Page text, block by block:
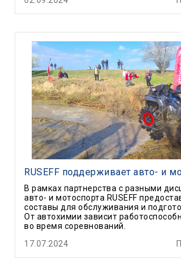
RUSEFF поддерживает авто- и
В рамках партнерства с разными
авто- и мотоспорта RUSEFF
составы для обслуживания и
От автохимии зависит
во время соревнований.
17.07.2024